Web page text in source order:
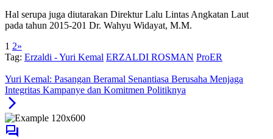
Hal serupa juga diutarakan Direktur Lalu Lintas Angkatan Laut
pada tahun 2015-201 Dr. Wahyu Widayat, M.M.
1 2»
Tag: Erzaldi - Yuri Kemal ERZALDI ROSMAN ProER
Yuri Kemal: Pasangan Beramal Senantiasa Berusaha Menjaga
Integritas Kampanye dan Komitmen Politiknya